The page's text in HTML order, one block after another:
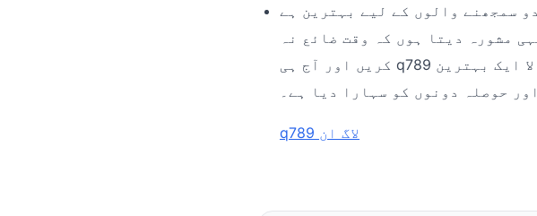
سمجھنے والوں کے لیے بہترین ہے
مشورہ دیتا ہوں کہ وقت ضائع نہ
کریں اور آج ہی q789 ڈاؤن لوڈ کریں۔ یہ واقعی زندگی کو آسان بنانے والا ایک بہترین
حوصلہ دونوں کو سہارا دیا ہے۔
q789 لاگ ان